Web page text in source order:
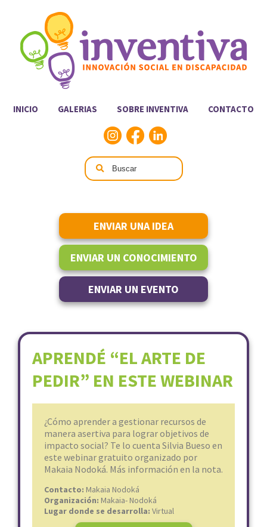
INICIO GALERIAS SOBRE INVENTIVA CONTACTO
ENVIAR UNA IDEA
ENVIAR UN CONOCIMIENTO
ENVIAR UN EVENTO
APRENDÉ “EL ARTE DE
PEDIR” EN ESTE WEBINAR
¿Cómo aprender a gestionar recursos de
manera asertiva para lograr objetivos de
impacto social? Te lo cuenta Silvia Bueso en
este webinar gratuito organizado por
Makaia Nodoká. Más información en la nota.
Contacto: Makaia Nodoká
Organización: Makaia- Nodoká
Lugar donde se desarrolla: Virtual